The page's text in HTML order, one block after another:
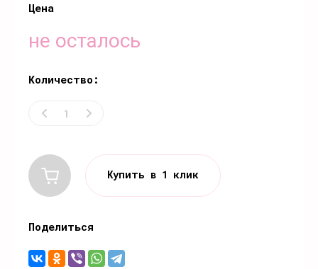
Цена
не осталось
Количество:
Купить в 1 клик
Поделиться